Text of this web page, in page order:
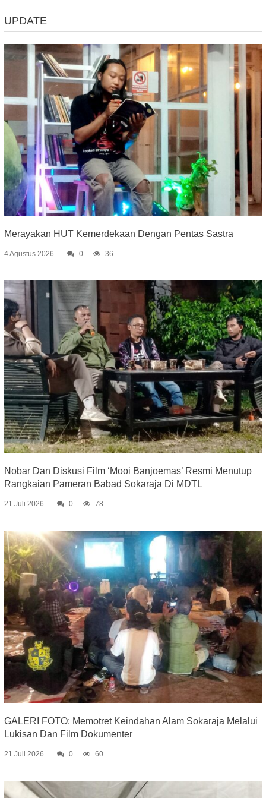
UPDATE
Merayakan HUT Kemerdekaan Dengan Pentas Sastra
4 Agustus 2026 0 36
Nobar Dan Diskusi Film ‘Mooi Banjoemas’ Resmi Menutup
Rangkaian Pameran Babad Sokaraja Di MDTL
21 Juli 2026 0 78
GALERI FOTO: Memotret Keindahan Alam Sokaraja Melalui
Lukisan Dan Film Dokumenter
21 Juli 2026 0 60